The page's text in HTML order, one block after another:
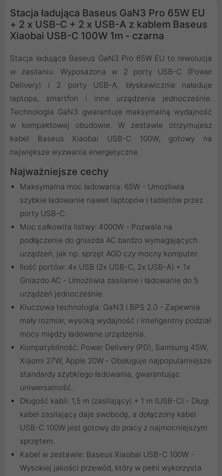
Stacja ładująca Baseus GaN3 Pro 65W EU
+ 2 x USB-C + 2 x USB-A z kablem Baseus
Xiaobai USB-C 100W 1m - czarna
Stacja ładująca Baseus GaN3 Pro 65W EU to rewolucja
w zasilaniu. Wyposażona w 2 porty USB-C (Power
Delivery) i 2 porty USB-A, błyskawicznie naładuje
laptopa, smartfon i inne urządzenia jednocześnie.
Technologia GaN3 gwarantuje maksymalną wydajność
w kompaktowej obudowie. W zestawie otrzymujesz
kabel Baseus Xiaobai USB-C 100W, gotowy na
największe wyzwania energetyczne.
Najważniejsze cechy
Maksymalna moc ładowania: 65W - Umożliwia
szybkie ładowanie nawet laptopów i tabletów przez
porty USB-C.
Moc całkowita listwy: 4000W - Pozwala na
podłączenie do gniazda AC bardzo wymagających
urządzeń, jak np. sprzęt AGD czy mocny komputer.
Ilość portów: 4x USB (2x USB-C, 2x USB-A) + 1x
Gniazdo AC - Umożliwia zasilanie i ładowanie do 5
urządzeń jednocześnie.
Kluczowa technologia: GaN3 i BPS 2.0 - Zapewnia
mały rozmiar, wysoką wydajność i inteligentny podział
mocy między ładowane urządzenia.
Kompatybilność: Power Delivery (PD), Samsung 45W,
Xiaomi 27W, Apple 20W - Obsługuje najpopularniejsze
standardy szybkiego ładowania, gwarantując
uniwersalność.
Długość kabli: 1,5 m (zasilający) + 1 m (USB-C) - Długi
kabel zasilający daje swobodę, a dołączony kabel
USB-C 100W jest gotowy do pracy z najmocniejszym
sprzętem.
Kabel w zestawie: Baseus Xiaobai USB-C 100W -
Wysokiej jakości przewód, który w pełni wykorzysta